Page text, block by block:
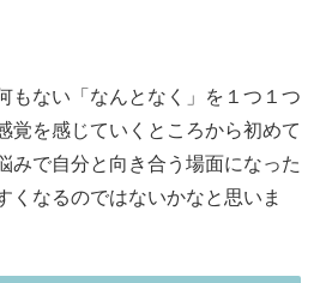
もない「なんとなく」を１つ１つ
覚を感じていくところから初めて
みで自分と向き合う場面になった
くなるのではないかなと思いま